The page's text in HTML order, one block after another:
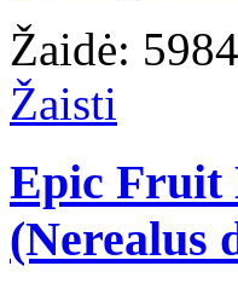
Žaidė:
Žaisti
Epic Fruit
(Nerealus